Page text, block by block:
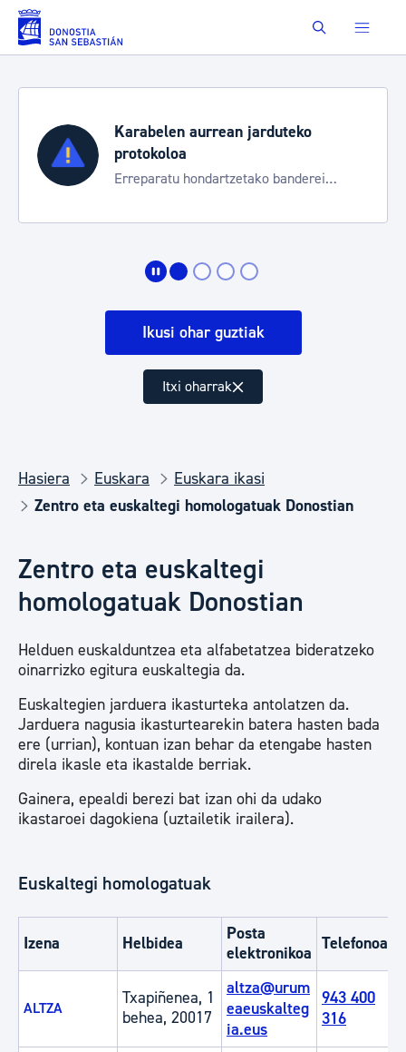
Eduki nagusira joan Buscar
Karabelen aurrean jarduteko
protokoloa
Erreparatu hondartzetako banderei
Ikusi ohar guztiak
Itxi oharrak
Hasiera Euskara
Euskara ikasi
Zentro eta euskaltegi homologatuak Donostian
Zentro eta euskaltegi
homologatuak Donostian
Helduen euskalduntzea eta alfabetatzea bideratzeko
oinarrizko egitura euskaltegia da.
Euskaltegien jarduera ikasturteka antolatzen da.
Jarduera nagusia ikasturtearekin batera hasten bada
ere (urrian), kontuan izan behar da etengabe hasten
direla ikasle eta ikastalde berriak.
Gainera, epealdi berezi bat izan ohi da udako
ikastaroei dagokiena (uztailetik irailera).
Euskaltegi homologatuak
Izena Helbidea
Posta
elektronikoa Telefonoa
ALTZA
Txapiñenea, 1
behea, 20017
altza@urum
eaeuskalteg
ia.eus
943 400
316